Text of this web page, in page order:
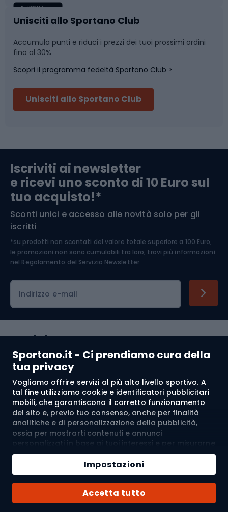
Sportano.it - Ci prendiamo cura della
tua privacy
Vogliamo offrire servizi al più alto livello sportivo. A
tal fine utilizziamo cookie e identificatori pubblicitari
mobili, che garantiscono il corretto funzionamento
del sito e, previo tuo consenso, anche per finalità
analitiche e di personalizzazione della pubblicità,
ossia per mostrarti contenuti e annunci
personalizzati in base ai tuoi interessi e per misurarne
l’efficacia. I cookie e gli identificatori pubblicitari
mobili possono essere utilizzati sia per attività
pubblicitarie personalizzate sia non personalizzate, a
seconda dei consensi da te espressi. Se clicchi su
“Accetta tutto”, acconsenti al trattamento dei tuoi
dati personali da parte di SPORTANO.COM Sp. z o.o. e
Accetta tutto
Impostazioni
Quantità
Aggiungi al carrello
Acquista con
Caschi da ciclismo
Skitouring
Abbigliamento da escursionismo
Nuoto
Pattinaggio
Componenti per biciclette
Arrampicata
Medicina dello sport
Abbigliamento ciclistico
Unisciti allo Sportano Club
Accumula punti e riduci i prezzi dei tuoi prossimi ordini
fino al 30%
Scopri il programma fedeltà Sportano Club >
Unisciti allo Sportano Club
Iscriviti ai newsletter
e ricevi uno sconto di 10 Euro sul
tuo acquisto!*
Sconti unici e accesso alle novità solo per gli
iscritti
*su prodotti non scontati del valore totale superiore a 100 Euro,
le promozioni non sono cumulabili tra loro, trovi più informazioni
nel Regolamento del Servizio Newsletter.
Indirizzo e-mail
Acquisti
Servizio clienti
Regolamento
Chi siamo
© 2026 Sportano